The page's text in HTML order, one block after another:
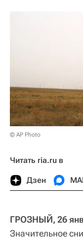
© AP Photo
Читать ria.ru в
Дзен
ГРОЗНЫЙ, 26
Значительное